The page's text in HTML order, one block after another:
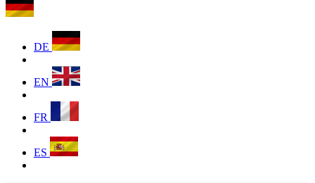
DE
EN
FR
ES